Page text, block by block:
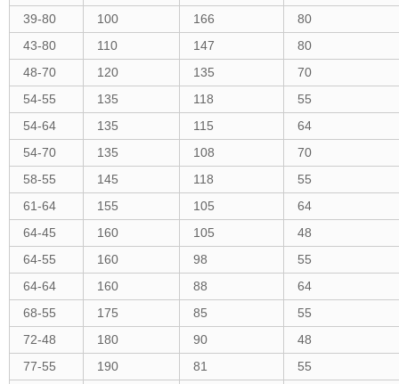
39-80
100 166
80
43-80
110 147
80
48-70
120 135
70
54-55
135 118
55
54-64
135 115
64
54-70
135 108
70
58-55
145 118
55
61-64
155 105
64
64-45
160 105
48
64-55
160 98
55
64-64
160 88
64
68-55
175 85
55
72-48
180 90
48
77-55
190 81 55